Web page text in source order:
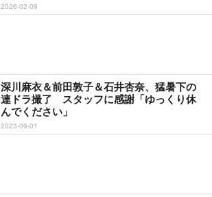
2026-02-09
深川麻衣＆前田敦子＆石井杏奈、猛暑下の
連ドラ撮了 スタッフに感謝「ゆっくり休
んでください」
2023-09-01